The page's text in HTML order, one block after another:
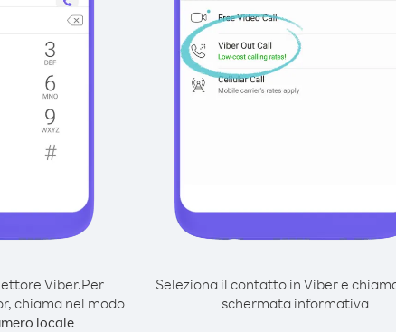
Viber.Per
chiama nel modo
locale
Seleziona il contatto in Viber e
schermata informativa